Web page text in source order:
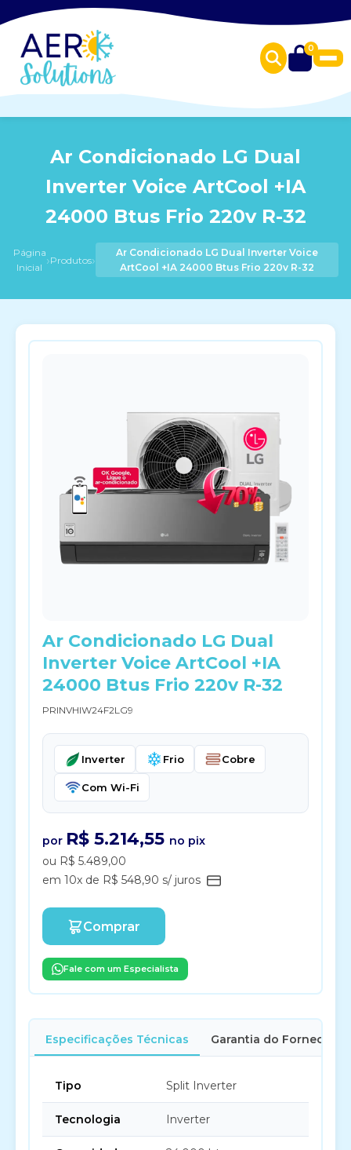
0
Ar Condicionado LG Dual
Inverter Voice ArtCool +IA
24000 Btus Frio 220v R-32
Página
Inicial ›Produtos›
Ar Condicionado LG Dual Inverter Voice
ArtCool +IA 24000 Btus Frio 220v R-32
Ar Condicionado LG Dual
Inverter Voice ArtCool +IA
24000 Btus Frio 220v R-32
PRINVHIW24F2LG9
Inverter Frio Cobre
Com Wi-Fi
por R$ 5.214,55 no pix
ou R$ 5.489,00
em 10x de R$ 548,90 s/ juros
Comprar
Fale com um Especialista
Especificações Técnicas Garantia do Fornecedor
Tipo Split Inverter
Tecnologia Inverter